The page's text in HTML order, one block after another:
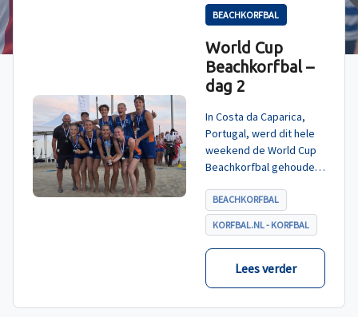
BEACHKORFBAL
World Cup
Beachkorfbal –
dag 2
In Costa da Caparica,
Portugal, werd dit hele
weekend de World Cup
Beachkorfbal gehouden.
tegen België, die
eindigde in shoot-outs,
was het Nederland dat
er met het goud vandoor
BEACHKORFBAL
KORFBAL.NL - KORFBAL
Lees verder